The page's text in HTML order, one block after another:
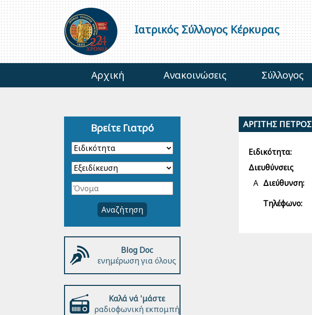
Ιατρικός Σύλλογος Κέρκυρας
Αρχική Ανακοινώσεις Σύλλογος
ΑΡΓΙΤΗΣ ΠΕΤΡΟΣ
Ειδικότητα:
Διευθύνσεις
Α Διεύθυνση:
Τηλέφωνο:
Βρείτε Γιατρό
Αναζήτηση
Blog Doc
ενημέρωση για όλους
Καλά νά 'μάστε
ραδιοφωνική εκπομπή